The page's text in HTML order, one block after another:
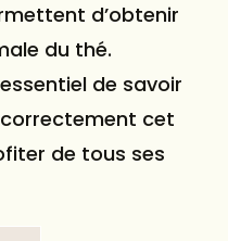
d’obtenir
du thé.
de savoir
cet
de tous ses